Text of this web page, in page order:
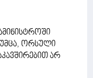
ორსული
არ